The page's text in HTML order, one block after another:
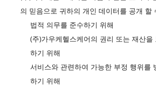
의 믿음으로 귀하의 개인 데이터를 공개 할
법적 의무를 준수하기 위해
(주)가우케헬스케어의 권리 또는 재산을
하기 위해
서비스와 관련하여 가능한 부정 행위를
하기 위해